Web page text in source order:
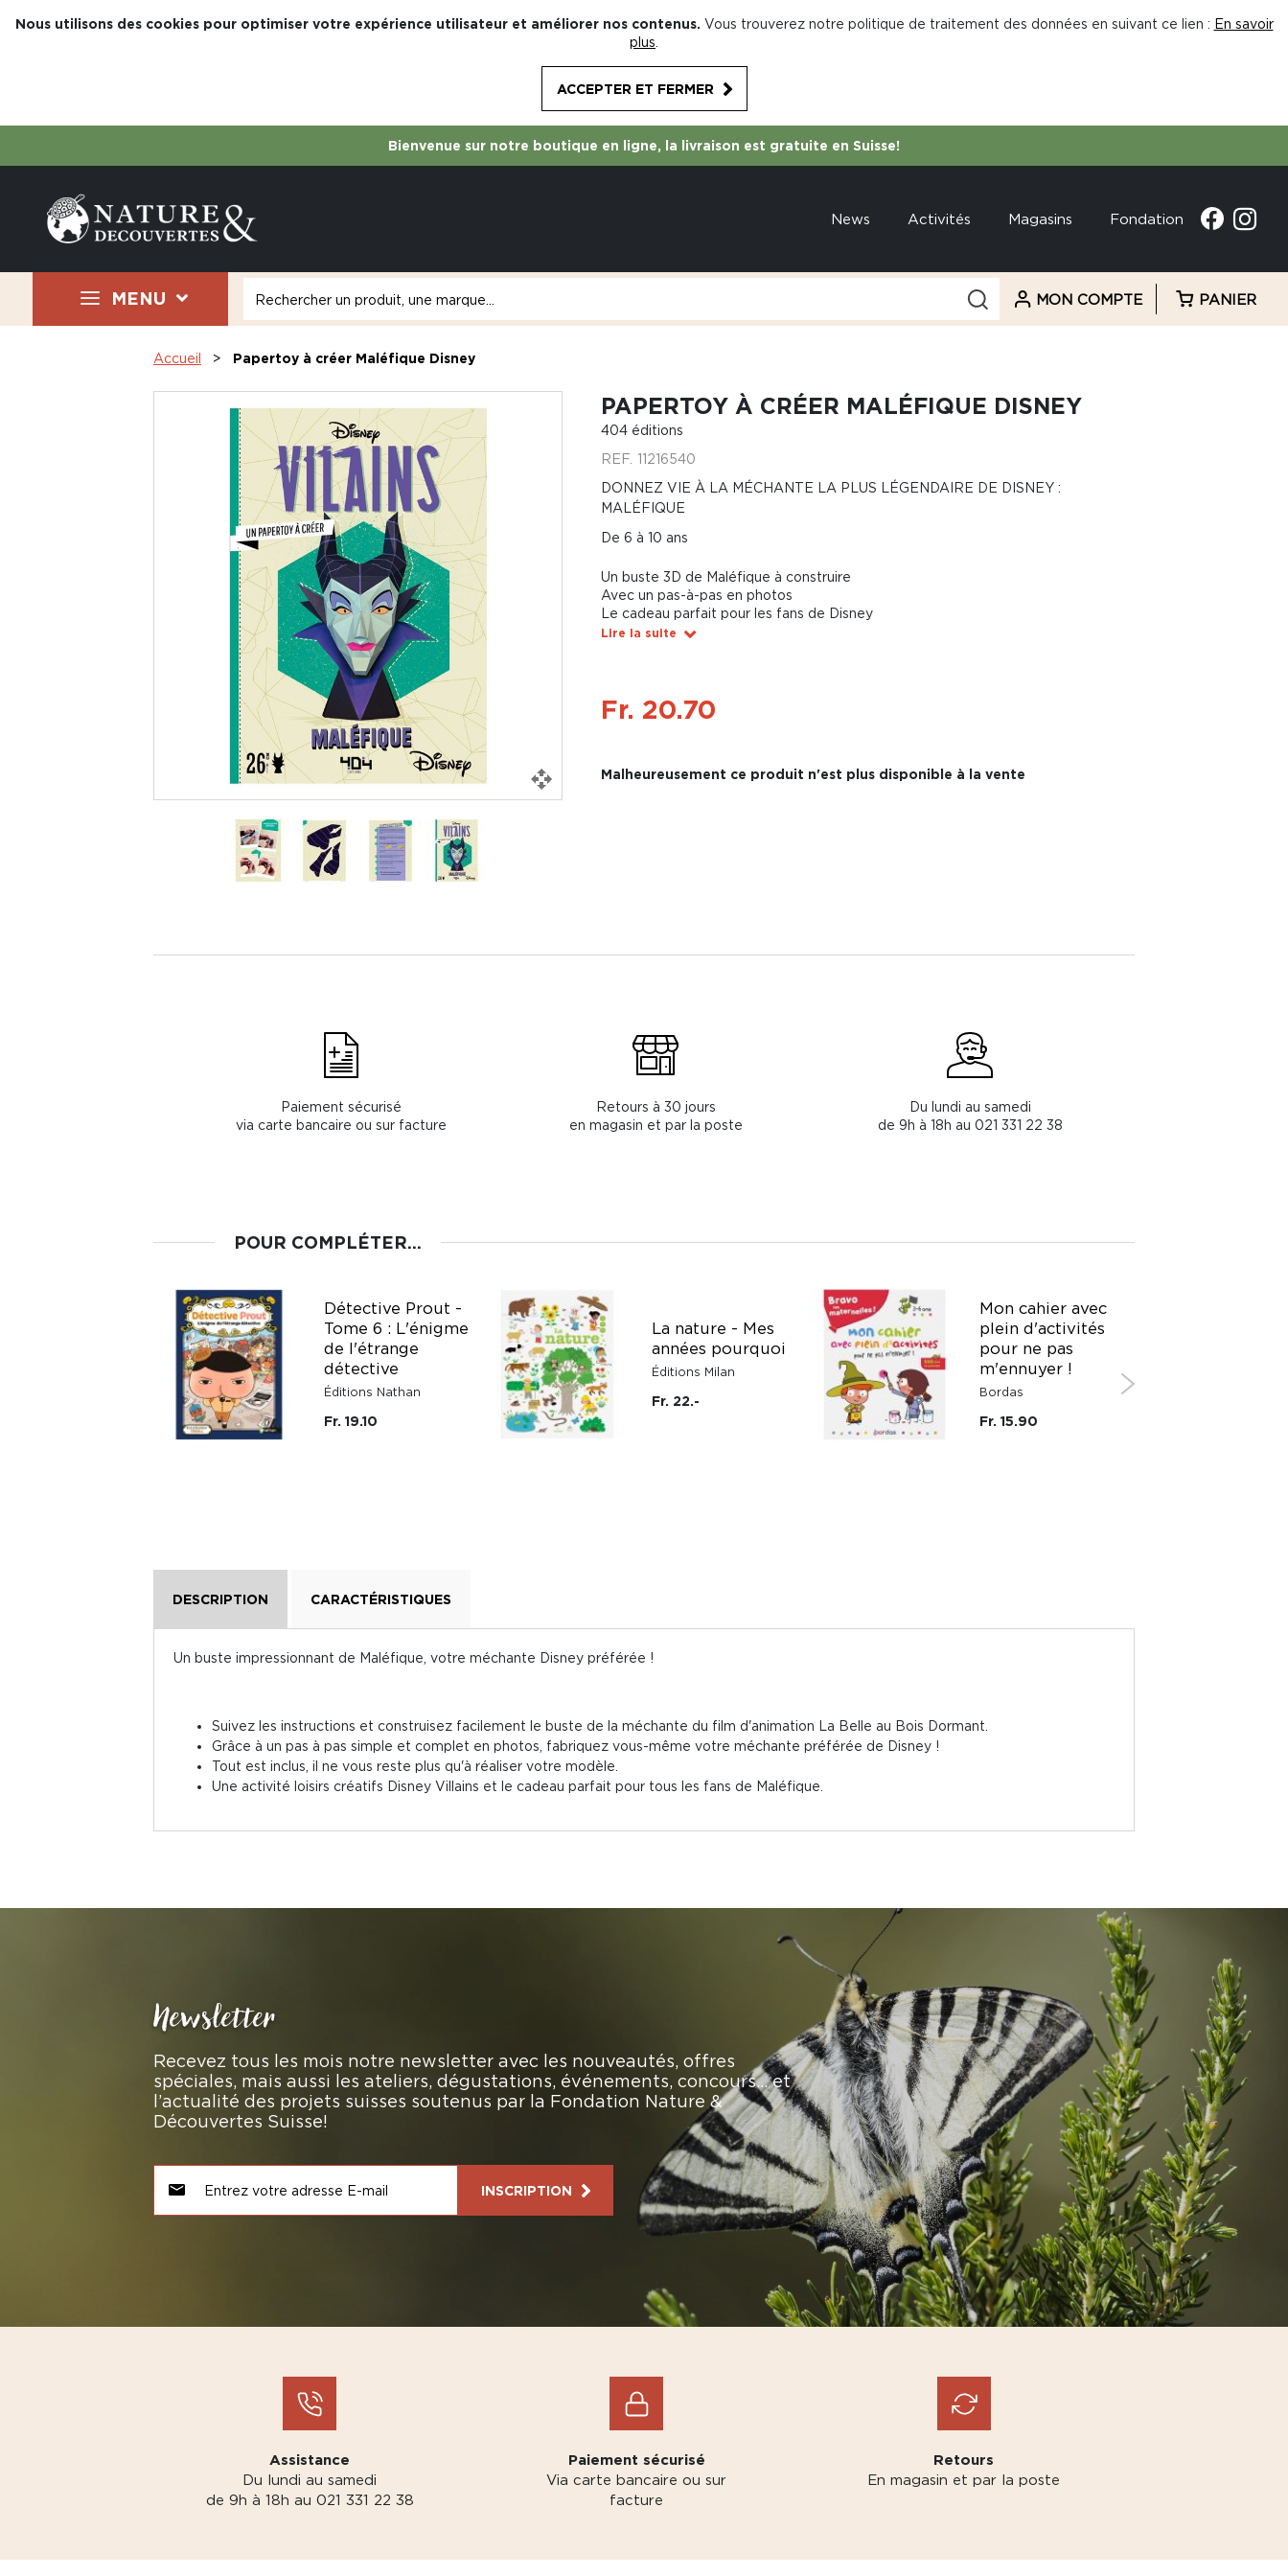
Nous utilisons des cookies pour optimiser votre expérience utilisateur et améliorer nos contenus. Vous trouverez notre politique de traitement des données en suivant ce lien : En savoir
plus
ACCEPTER ET FERMER
Bienvenue sur notre boutique en ligne, la livraison est gratuite en Suisse!
News Activités Magasins Fondation
MENU MON COMPTE PANIER
Accueil Papertoy à créer Maléfique Disney
PAPERTOY À CRÉER MALÉFIQUE DISNEY
404 éditions
REF. 11216540
DONNEZ VIE À LA MÉCHANTE LA PLUS LÉGENDAIRE DE DISNEY :
MALÉFIQUE
De 6 à 10 ans
Un buste 3D de Maléfique à construire
Avec un pas-à-pas en photos
Le cadeau parfait pour les fans de Disney
Lire la suite
Fr. 20.70
Malheureusement ce produit n'est plus disponible à la vente
Paiement sécurisé
via carte bancaire ou sur facture
Retours à 30 jours
en magasin et par la poste
Du lundi au samedi
de 9h à 18h au 021 331 22 38
POUR COMPLÉTER...
Détective Prout -
Tome 6 : L'énigme
de l'étrange
détective
Éditions Nathan
Fr. 19.10
La nature - Mes
années pourquoi
Éditions Milan
Fr. 22.-
Mon cahier avec
plein d'activités
pour ne pas
m'ennuyer !
Bordas
Fr. 15.90
DESCRIPTION CARACTÉRISTIQUES
Un buste impressionnant de Maléfique, votre méchante Disney préférée !
Suivez les instructions et construisez facilement le buste de la méchante du film d'animation La Belle au Bois Dormant.
Grâce à un pas à pas simple et complet en photos, fabriquez vous-même votre méchante préférée de Disney !
Tout est inclus, il ne vous reste plus qu'à réaliser votre modèle.
Une activité loisirs créatifs Disney Villains et le cadeau parfait pour tous les fans de Maléfique.
Newsletter
Recevez tous les mois notre newsletter avec les nouveautés, offres
spéciales, mais aussi les ateliers, dégustations, événements, concours… et
l’actualité des projets suisses soutenus par la Fondation Nature &
Découvertes Suisse!
INSCRIPTION
Assistance
Du lundi au samedi
de 9h à 18h au 021 331 22 38
Paiement sécurisé
Via carte bancaire ou sur
facture
Retours
En magasin et par la poste